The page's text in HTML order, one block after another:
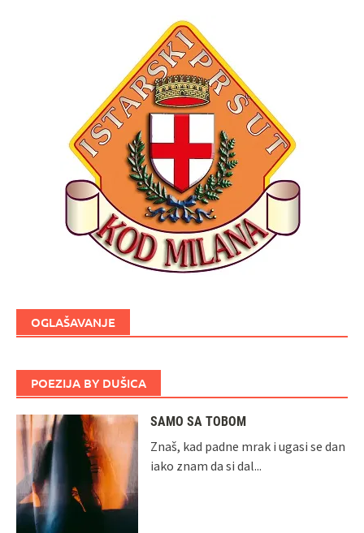
OGLAŠAVANJE
POEZIJA BY DUŠICA
SAMO SA TOBOM
Znaš, kad padne mrak i ugasi se dan
iako znam da si dal...